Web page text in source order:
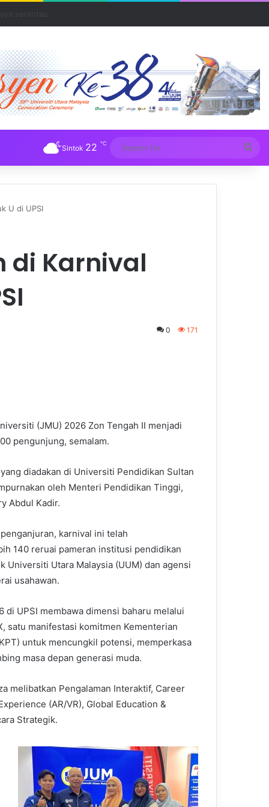
Sintok 22 ℃
for
U di UPSI
di Karnival
0 171
(JMU) 2026 Zon Tengah II menjadi
pengunjung, semalam.
diadakan di Universiti Pendidikan Sultan
oleh Menteri Pendidikan Tinggi,
Abdul Kadir.
karnival ini telah
140 reruai pameran institusi pendidikan
Universiti Utara Malaysia (UUM) dan agensi
usahawan.
di UPSI membawa dimensi baharu melalui
satu manifestasi komitmen Kementerian
untuk mencungkil potensi, memperkasa
masa depan generasi muda.
melibatkan Pengalaman Interaktif, Career
(AR/VR), Global Education &
Strategik.